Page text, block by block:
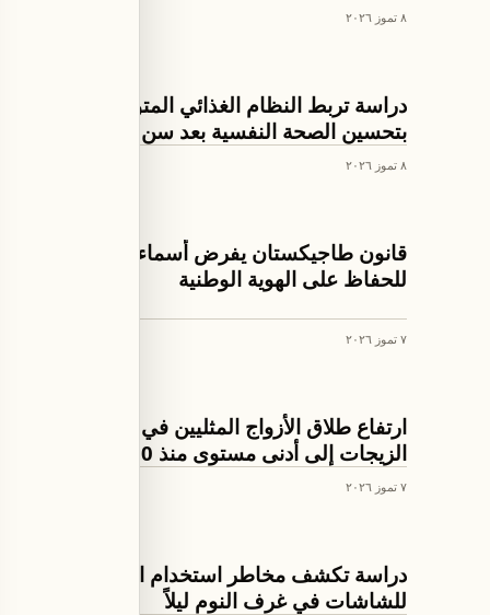
٨ تموز ٢٠٢٦
ثقافة ومجتمع
دراسة تربط النظام الغذائي المتوسطي
بتحسين الصحة النفسية بعد سن الخمسين
٨ تموز ٢٠٢٦
ثقافة ومجتمع
قانون طاجيكستان يفرض أسماء مواليد محددة
للحفاظ على الهوية الوطنية
٧ تموز ٢٠٢٦
ثقافة ومجتمع
ارتفاع طلاق الأزواج المثليين في ألمانيا وتراجع
الزيجات إلى أدنى مستوى منذ 1950
٧ تموز ٢٠٢٦
ثقافة ومجتمع
دراسة تكشف مخاطر استخدام الأطفال
للشاشات في غرف النوم ليلاً